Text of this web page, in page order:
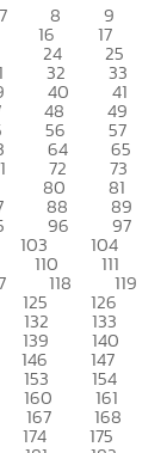
7 8 9
16 17
24 25
32 33
40 41
48 49
56 57
64 65
72 73
80 81
88 89
96 97
103 104
110 111
118 119
125 126
132 133
139 140
146 147
153 154
160 161
167 168
174 175